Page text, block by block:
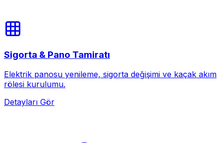
Sigorta & Pano Tamiratı
Elektrik panosu yenileme, sigorta değişimi ve kaçak akım
rölesi kurulumu.
Detayları Gör